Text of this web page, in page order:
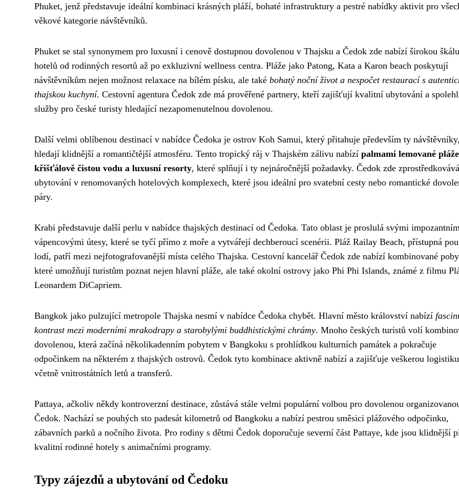
Phuket, jenž představuje ideální kombinaci krásných pláží, bohaté infrastruktury a pestré nabídky aktivit pro
věkové kategorie návštěvníků.
Phuket se stal synonymem pro luxusní i cenově dostupnou dovolenou v Thajsku a Čedok zde nabízí širokou škálu
hotelů od rodinných resortů až po exkluzivní wellness centra. Pláže jako Patong, Kata a Karon beach poskytují
návštěvníkům nejen možnost relaxace na bílém písku, ale také bohatý noční život a nespočet restaurací s
thajskou kuchyní. Cestovní agentura Čedok zde má prověřené partnery, kteří zajišťují kvalitní ubytování a
služby pro české turisty hledající nezapomenutelnou dovolenou.
Další velmi oblíbenou destinací v nabídce Čedoka je ostrov Koh Samui, který přitahuje především ty
hledají klidnější a romantičtější atmosféru. Tento tropický ráj v Thajském zálivu nabízí palmami lemované
křišťálově čistou vodu a luxusní resorty, které splňují i ty nejnáročnější požadavky. Čedok zde zprostředkovává
ubytování v renomovaných hotelových komplexech, které jsou ideální pro svatební cesty nebo romantické
páry.
Krabi představuje další perlu v nabídce thajských destinací od Čedoka. Tato oblast je proslulá svými
vápencovými útesy, které se tyčí přímo z moře a vytvářejí dechberoucí scenérii. Pláž Railay Beach, přístupná
lodí, patří mezi nejfotografovanější místa celého Thajska. Cestovní kancelář Čedok zde nabízí kombinované
které umožňují turistům poznat nejen hlavní pláže, ale také okolní ostrovy jako Phi Phi Islands, známé z filmu
Leonardem DiCapriem.
Bangkok jako pulzující metropole Thajska nesmí v nabídce Čedoka chybět. Hlavní město království nabízí
kontrast mezi moderními mrakodrapy a starobylými buddhistickými chrámy. Mnoho českých turistů volí
dovolenou, která začíná několikadenním pobytem v Bangkoku s prohlídkou kulturních památek a pokračuje
odpočinkem na některém z thajských ostrovů. Čedok tyto kombinace aktivně nabízí a zajišťuje veškerou logistiku
včetně vnitrostátních letů a transferů.
Pattaya, ačkoliv někdy kontroverzní destinace, zůstává stále velmi populární volbou pro dovolenou
Čedok. Nachází se pouhých sto padesát kilometrů od Bangkoku a nabízí pestrou směsici plážového odpočinku,
zábavních parků a nočního života. Pro rodiny s dětmi Čedok doporučuje severní část Pattaye, kde jsou klidnější
kvalitní rodinné hotely s animačními programy.
Typy zájezdů a ubytování od Čedoku